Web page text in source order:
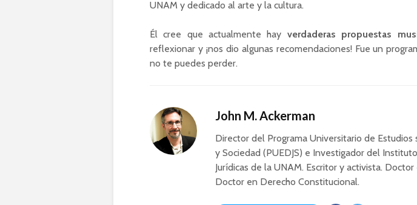
UNAM y dedicado al arte y la cultura.
Él cree que actualmente hay verdaderas propuestas
reflexionar y ¡nos dio algunas recomendaciones! Fue un
no te puedes perder.
John M. Ackerman
Director del Programa Universitario de Estudios
y Sociedad (PUEDJS) e Investigador del
Jurídicas de la UNAM. Escritor y activista.
Doctor en Derecho Constitucional.